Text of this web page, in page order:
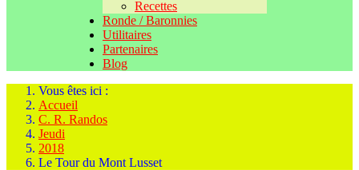
Recettes
Ronde / Baronnies
Utilitaires
Partenaires
Blog
Vous êtes ici :
Accueil
C. R. Randos
Jeudi
2018
Le Tour du Mont Lusset